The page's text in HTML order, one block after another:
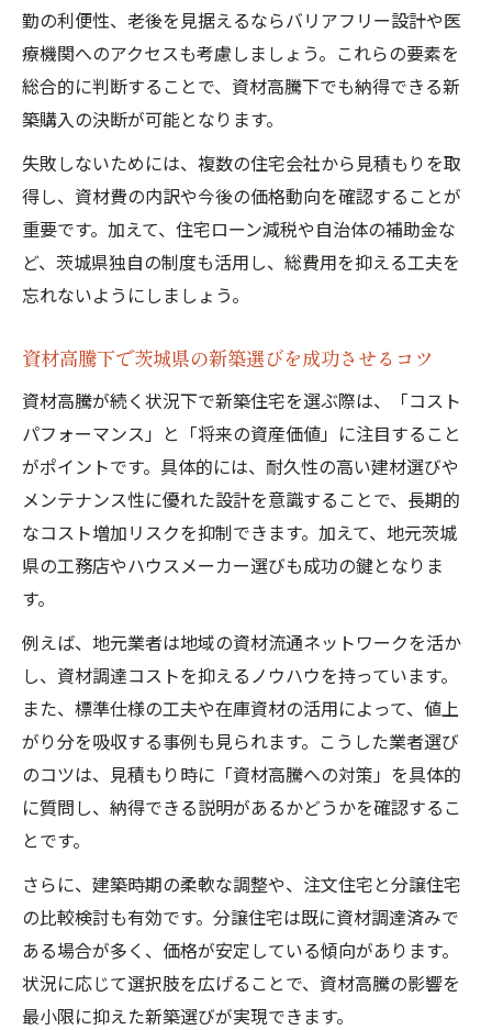
勤の利便性、老後を見据えるならバリアフリー設計や医
療機関へのアクセスも考慮しましょう。これらの要素を
総合的に判断することで、資材高騰下でも納得できる新
築購入の決断が可能となります。
失敗しないためには、複数の住宅会社から見積もりを取
得し、資材費の内訳や今後の価格動向を確認することが
重要です。加えて、住宅ローン減税や自治体の補助金な
ど、茨城県独自の制度も活用し、総費用を抑える工夫を
忘れないようにしましょう。
資材高騰下で茨城県の新築選びを成功させるコツ
資材高騰が続く状況下で新築住宅を選ぶ際は、「コスト
パフォーマンス」と「将来の資産価値」に注目すること
がポイントです。具体的には、耐久性の高い建材選びや
メンテナンス性に優れた設計を意識することで、長期的
なコスト増加リスクを抑制できます。加えて、地元茨城
県の工務店やハウスメーカー選びも成功の鍵となりま
す。
例えば、地元業者は地域の資材流通ネットワークを活か
し、資材調達コストを抑えるノウハウを持っています。
また、標準仕様の工夫や在庫資材の活用によって、値上
がり分を吸収する事例も見られます。こうした業者選び
のコツは、見積もり時に「資材高騰への対策」を具体的
に質問し、納得できる説明があるかどうかを確認するこ
とです。
さらに、建築時期の柔軟な調整や、注文住宅と分譲住宅
の比較検討も有効です。分譲住宅は既に資材調達済みで
ある場合が多く、価格が安定している傾向があります。
状況に応じて選択肢を広げることで、資材高騰の影響を
最小限に抑えた新築選びが実現できます。